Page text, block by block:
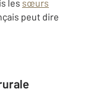
les sœurs
peut dire